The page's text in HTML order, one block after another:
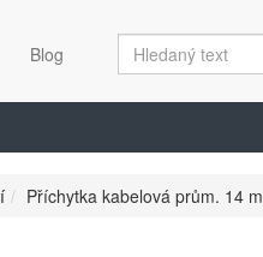
Blog
Příchytka kabelová prům. 14